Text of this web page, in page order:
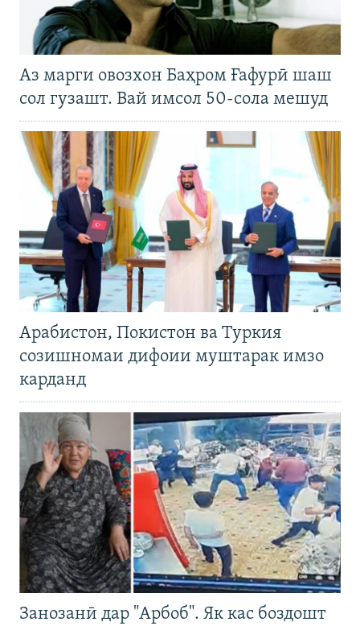
Аз марги овозхон Баҳром Ғафурӣ шаш
сол гузашт. Вай имсол 50-сола мешуд
Арабистон, Покистон ва Туркия
созишномаи дифоии муштарак имзо
карданд
Занозанӣ дар "Арбоб". Як кас боздошт